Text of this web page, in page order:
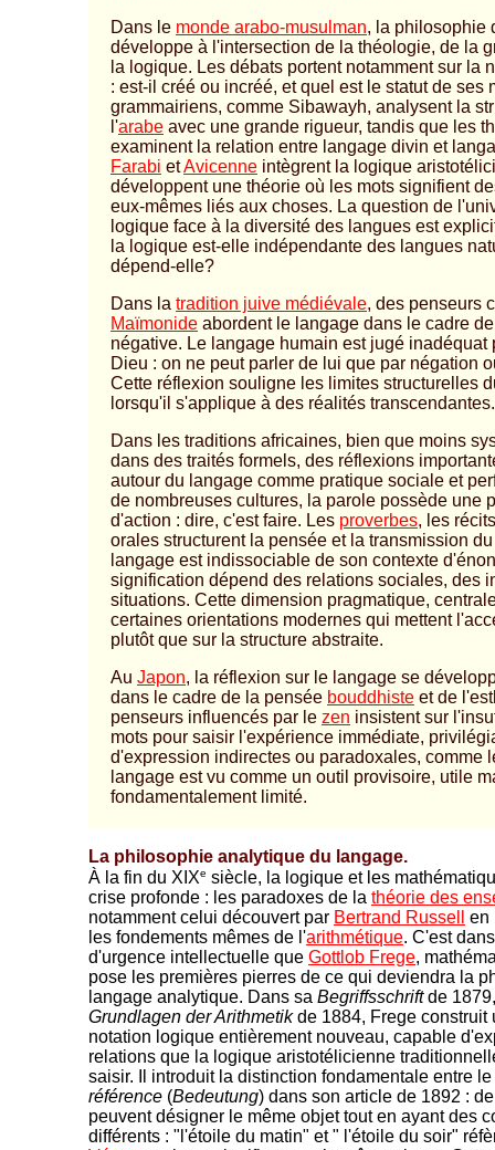
Dans le monde arabo-musulman, la philosophie
développe à l'intersection de la théologie, de la
la logique. Les débats portent notamment sur la
: est-il créé ou incréé, et quel est le statut de ses
grammairiens, comme Sibawayh, analysent la
l'arabe avec une grande rigueur, tandis que les
examinent la relation entre langage divin et
Farabi etAvicenne intègrent la logique
développent une théorie où les mots signifient
eux-mêmes liés aux choses. La question de
logique face à la diversité des langues est
la logique est-elle indépendante des langues
dépend-elle?
Dans la tradition juive médiévale, des penseurs
Maïmonide abordent le langage dans le cadre
négative. Le langage humain est jugé inadéquat
Dieu : on ne peut parler de lui que par négation
Cette réflexion souligne les limites structurelles
lorsqu'il s'applique à des réalités transcendantes.
Dans les traditions africaines, bien que moins
dans des traités formels, des réflexions
autour du langage comme pratique sociale et
de nombreuses cultures, la parole possède une
d'action : dire, c'est faire. Les proverbes, les
orales structurent la pensée et la transmission
langage est indissociable de son contexte
signification dépend des relations sociales, des
situations. Cette dimension pragmatique,
certaines orientations modernes qui mettent
plutôt que sur la structure abstraite.
Au Japon, la réflexion sur le langage se
dans le cadre de la pensée bouddhiste et de
penseurs influencés par le zen insistent sur
mots pour saisir l'expérience immédiate,
d'expression indirectes ou paradoxales, comme
langage est vu comme un outil provisoire, utile
fondamentalement limité.
La philosophie analytique du langage.
À la fin du XIXe siècle, la logique et les
crise profonde : les paradoxes de la théorie des
notamment celui découvert par Bertrand Russell
en
les fondements mêmes de l'arithmétique. C'est
d'urgence intellectuelle que Gottlob Frege,
pose les premières pierres de ce qui deviendra la
langage analytique. Dans sa Begriffsschriftde
Grundlagen der Arithmetikde 1884, Frege construit
notation logique entièrement nouveau, capable
relations que la logique aristotélicienne
saisir. Il introduit la distinction fondamentale entre le
référence (Bedeutung) dans son article de 1892 :
peuvent désigner le même objet tout en ayant des
différents : "l'étoile du matin" et " l'étoile du soir"